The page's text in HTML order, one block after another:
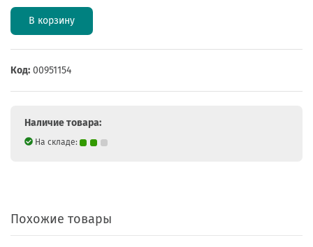
В корзину
Код: 00951154
Наличие товара:
На складе:
Похожие товары